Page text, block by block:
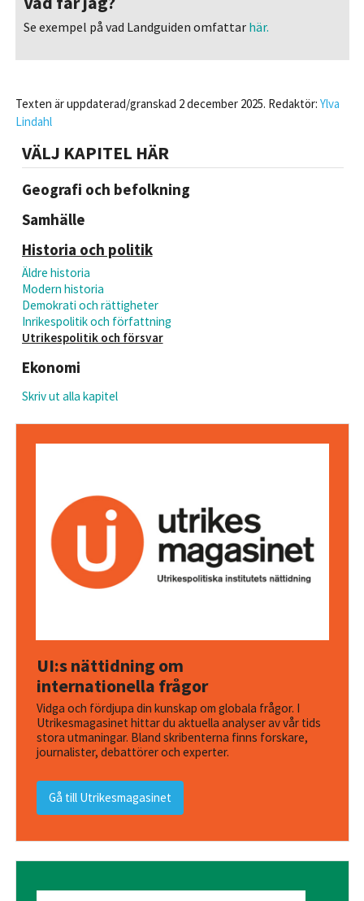
Se exempel på vad Landguiden omfattarhär.
Texten är uppdaterad/granskad 2 december 2025. Redaktör: Ylva
Lindahl
VÄLJ KAPITEL HÄR
Geografi och befolkning
Samhälle
Historia och politik
Äldre historia
Modern historia
Demokrati och rättigheter
Inrikespolitik och författning
Utrikespolitik och försvar
Ekonomi
Skriv ut alla kapitel
UI:s nättidning om
internationella frågor
Vidga och fördjupa din kunskap om globala frågor. I
Utrikesmagasinet hittar du aktuella analyser av vår tids
stora utmaningar. Bland skribenterna finns forskare,
journalister, debattörer och experter.
Gå till Utrikesmagasinet